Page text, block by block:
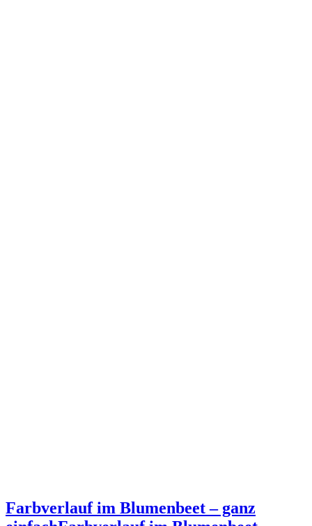
Farbverlauf im Blumenbeet – ganz